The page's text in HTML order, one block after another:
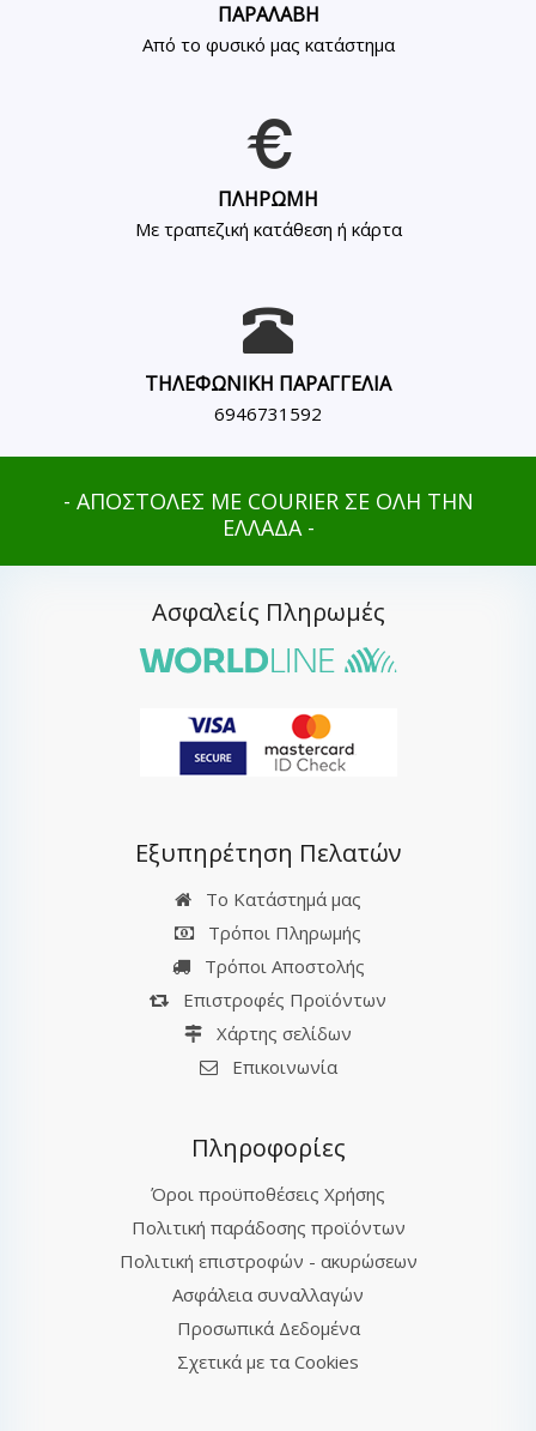
ΠΑΡΑΛΑΒΗ
Από το φυσικό μας κατάστημα
ΠΛΗΡΩΜΗ
Με τραπεζική κατάθεση ή κάρτα
ΤΗΛΕΦΩΝΙΚΗ ΠΑΡΑΓΓΕΛΙΑ
6946731592
- ΑΠΟΣΤΟΛΕΣ ΜΕ COURIER ΣΕ ΟΛΗ ΤΗΝ
ΕΛΛΑΔΑ -
Ασφαλείς Πληρωμές
Εξυπηρέτηση Πελατών
Το Κατάστημά μας
Τρόποι Πληρωμής
Τρόποι Αποστολής
Επιστροφές Προϊόντων
Χάρτης σελίδων
Επικοινωνία
Πληροφορίες
Όροι προϋποθέσεις Χρήσης
Πολιτική παράδοσης προϊόντων
Πολιτική επιστροφών - ακυρώσεων
Ασφάλεια συναλλαγών
Προσωπικά Δεδομένα
Σχετικά με τα Cookies